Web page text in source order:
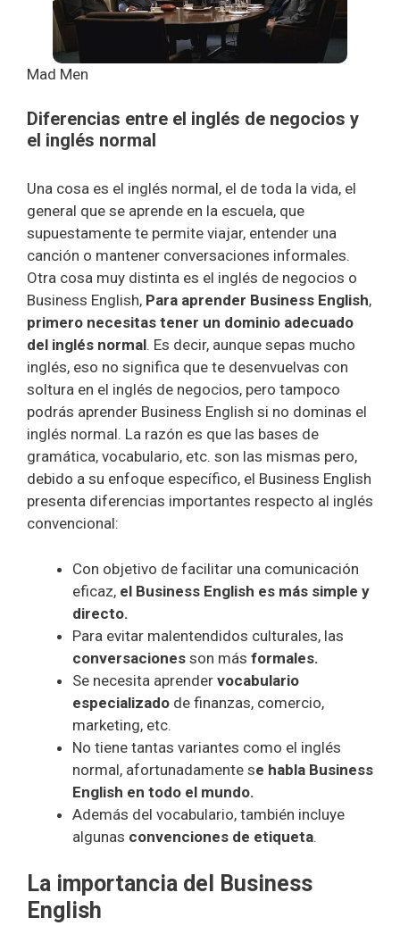
Mad Men
Diferencias entre el inglés de negocios y
el inglés normal
Una cosa es el inglés normal, el de toda la vida, el
general que se aprende en la escuela, que
supuestamente te permite viajar, entender una
canción o mantener conversaciones informales.
Otra cosa muy distinta es el inglés de negocios o
Business English, Para aprender Business English,
primero necesitas tener un dominio adecuado
del inglés normal. Es decir, aunque sepas mucho
inglés, eso no significa que te desenvuelvas con
soltura en el inglés de negocios, pero tampoco
podrás aprender Business English si no dominas el
inglés normal. La razón es que las bases de
gramática, vocabulario, etc. son las mismas pero,
debido a su enfoque específico, el Business English
presenta diferencias importantes respecto al inglés
convencional:
Con objetivo de facilitar una comunicación
eficaz, el Business English es más simple y
directo.
Para evitar malentendidos culturales, las
conversaciones son más formales.
Se necesita aprender vocabulario
especializado de finanzas, comercio,
marketing, etc.
No tiene tantas variantes como el inglés
normal, afortunadamente se habla Business
English en todo el mundo.
Además del vocabulario, también incluye
algunas convenciones de etiqueta.
La importancia del Business
English